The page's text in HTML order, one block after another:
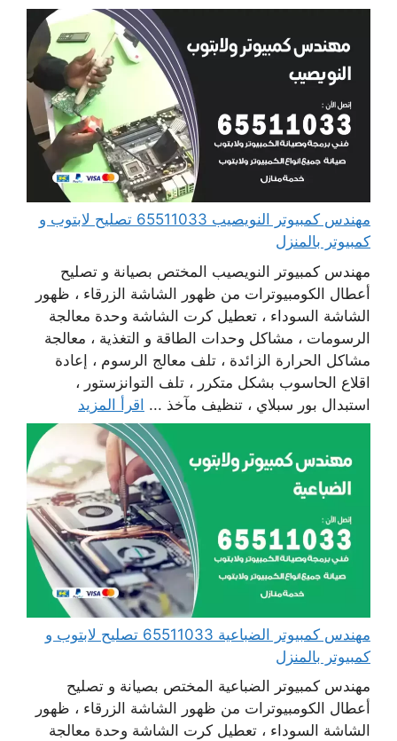
مهندس كمبيوتر النويصيب 65511033 تصليح لابتوب و
كمبيوتر بالمنزل
مهندس كمبيوتر النويصيب المختص بصيانة و تصليح
أعطال الكومبيوترات من ظهور الشاشة الزرقاء ، ظهور
الشاشة السوداء ، تعطيل كرت الشاشة وحدة معالجة
الرسومات ، مشاكل وحدات الطاقة و التغذية ، معالجة
مشاكل الحرارة الزائدة ، تلف معالج الرسوم ، إعادة
اقلاع الحاسوب بشكل متكرر ، تلف التوانزستور ،
استبدال بور سبلاي ، تنظيف مآخذ ... اقرأ المزيد
مهندس كمبيوتر الضباعية 65511033 تصليح لابتوب و
كمبيوتر بالمنزل
مهندس كمبيوتر الضباعية المختص بصيانة و تصليح
أعطال الكومبيوترات من ظهور الشاشة الزرقاء ، ظهور
الشاشة السوداء ، تعطيل كرت الشاشة وحدة معالجة